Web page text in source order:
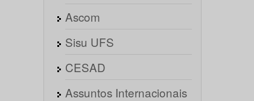
Ascom
Sisu UFS
CESAD
Assuntos Internacionais